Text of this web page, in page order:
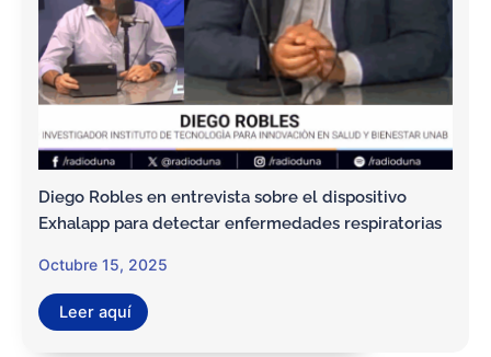
Diego Robles en entrevista sobre el dispositivo
Exhalapp para detectar enfermedades respiratorias
Octubre 15, 2025
Leer aquí